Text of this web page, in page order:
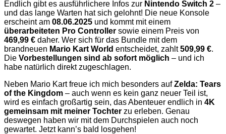
Endlich gibt es ausführlichere Infos zur Nintendo Switch 2 –
und das lange Warten hat sich gelohnt! Die neue Konsole
erscheint am 08.06.2025 und kommt mit einem
überarbeiteten Pro Controller sowie einem Preis von
469,99 € daher. Wer sich für das Bundle mit dem
brandneuen Mario Kart World entscheidet, zahlt509,99 €.
Die Vorbestellungen sind ab sofort möglich – und ich
habe natürlich direkt zugeschlagen.
Neben Mario Kart freue ich mich besonders aufZelda: Tears
of the Kingdom – auch wenn es kein ganz neuer Teil ist,
wird es einfach großartig sein, das Abenteuer endlich in 4K
gemeinsam mit meiner Tochter zu erleben. Genau
deswegen haben wir mit dem Durchspielen auch noch
gewartet. Jetzt kann’s bald losgehen!